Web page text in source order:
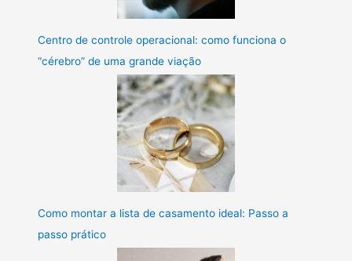
Centro de controle operacional: como funciona o
“cérebro” de uma grande viação
Como montar a lista de casamento ideal: Passo a
passo prático